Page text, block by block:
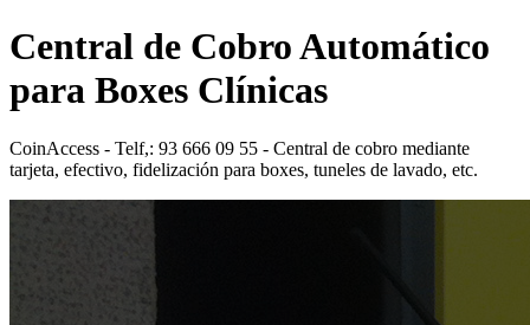
Central de Cobro Automático
para Boxes Clínicas
CoinAccess - Telf,: 93 666 09 55 - Central de cobro mediante
tarjeta, efectivo, fidelización para boxes, tuneles de lavado, etc.